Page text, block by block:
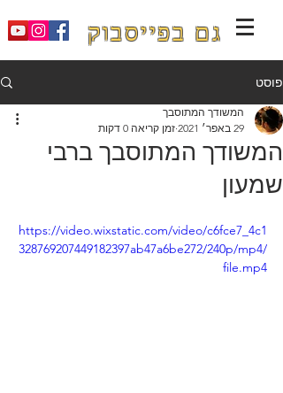
גם בפייסבוק
פוסט
המשודך המתוסבך ברבי
שמעון
המשודך המתוסבך
29 באפר׳ 2021
זמן קריאה 0 דקות
https://video.wixstatic.com/video/c6fce7_4c1
328769207449182397ab47a6be272/240p/mp4/
file.mp4